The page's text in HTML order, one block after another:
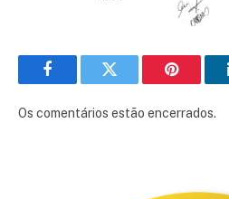
FacebookTwitter Pinterest
Os comentários estão encerrados.